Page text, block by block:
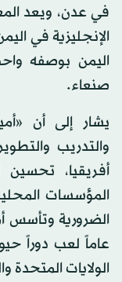
في عدن، ويعد
الإنجليزية في
اليمن بوصفه
صنعاء.
يشار إلى أن
والتدريب
أفريقيا، تحسين
المؤسسات
عاماً لعب دوراً
الولايات المتحدة